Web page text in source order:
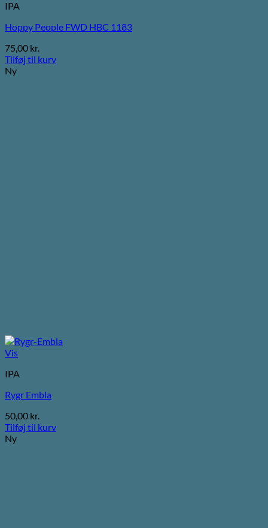
IPA
Hoppy People FWD HBC 1183
75,00 kr.
Tilføj til kurv
Ny
Vis
IPA
Rygr Embla
50,00 kr.
Tilføj til kurv
Ny